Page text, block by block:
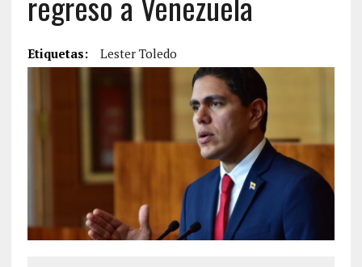
Etiquetas: Lester Toledo